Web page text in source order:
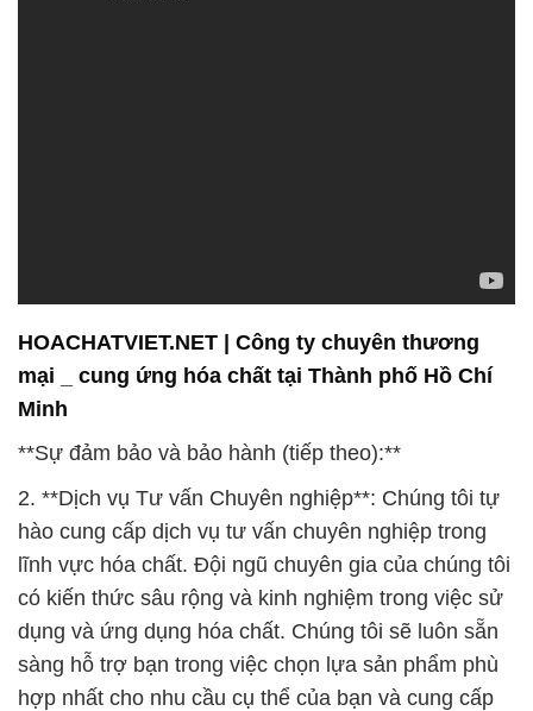
HOACHATVIET.NET | Công ty chuyên thương
mại _ cung ứng hóa chất tại Thành phố Hồ Chí
Minh
**Sự đảm bảo và bảo hành (tiếp theo):**
2. **Dịch vụ Tư vấn Chuyên nghiệp**: Chúng tôi tự
hào cung cấp dịch vụ tư vấn chuyên nghiệp trong
lĩnh vực hóa chất. Đội ngũ chuyên gia của chúng tôi
có kiến thức sâu rộng và kinh nghiệm trong việc sử
dụng và ứng dụng hóa chất. Chúng tôi sẽ luôn sẵn
sàng hỗ trợ bạn trong việc chọn lựa sản phẩm phù
hợp nhất cho nhu cầu cụ thể của bạn và cung cấp